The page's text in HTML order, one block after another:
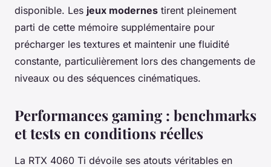
disponible. Les jeux modernes tirent pleinement
parti de cette mémoire supplémentaire pour
précharger les textures et maintenir une fluidité
constante, particulièrement lors des changements de
niveaux ou des séquences cinématiques.
Performances gaming : benchmarks
et tests en conditions réelles
La RTX 4060 Ti dévoile ses atouts véritables en